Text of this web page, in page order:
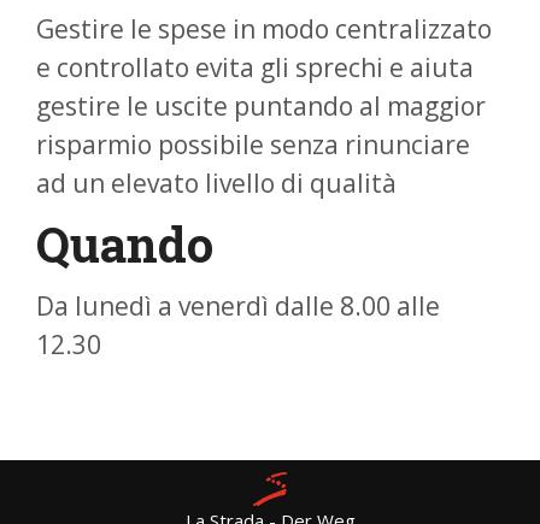
Gestire le spese in modo centralizzato
e controllato evita gli sprechi e aiuta
gestire le uscite puntando al maggior
risparmio possibile senza rinunciare
ad un elevato livello di qualità
Quando
Da lunedì a venerdì dalle 8.00 alle
12.30